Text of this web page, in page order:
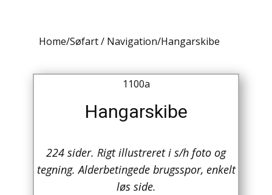
Lokalhistorie / Topografi
Lufttrafik / Fly
Mad
Home/Søfart / Navigation/Hangarskibe
1100a
Hangarskibe
224 sider. Rigt illustreret i s/h foto og
tegning. Alderbetingede brugsspor, enkelt
løs side.